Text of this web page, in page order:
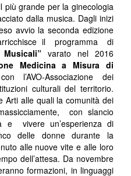
più grande per la ginecologia
dalla musica. Dagli inizi
avvio la seconda edizione
il programma di
Musicali”varato nel 2016
Medicina a Misura di
l’AVO-Associazione dei
culturali del territorio.
Arti alle quali la comunità dei
con slancio
e vivere un’esperienza di
delle donne durante la
alle nuove vite e alle loro
dell’attesa. Da novembre
formazioni, in linguaggi